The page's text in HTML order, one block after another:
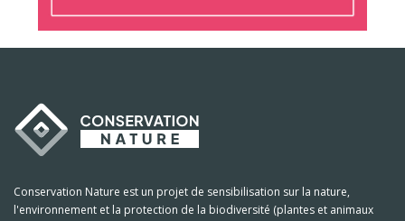
Conservation Nature est un projet de sensibilisation sur la nature,
l'environnement et la protection de la biodiversité (plantes et animaux